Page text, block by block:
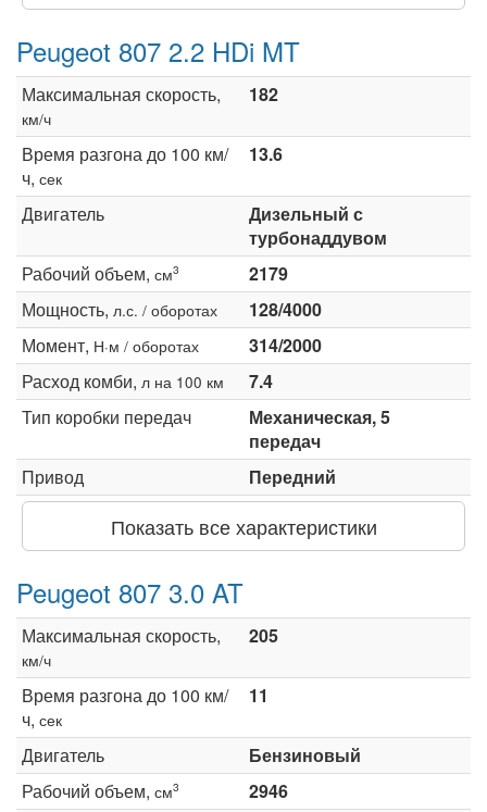
Peugeot 807 2.2 HDi MT
Максимальная скорость,
км/ч
182
Время разгона до 100 км/
ч, сек
13.6
Двигатель
Дизельный с
турбонаддувом
Рабочий объем, см3
2179
Мощность, л.с. / оборотах
128/4000
Момент, Н·м / оборотах
314/2000
Расход комби, л на 100 км
7.4
Тип коробки передач
Механическая, 5
передач
Привод
Передний
Показать все характеристики
Peugeot 807 3.0 AT
Максимальная скорость,
км/ч
205
Время разгона до 100 км/
ч, сек
11
Двигатель
Бензиновый
Рабочий объем, см3 2946